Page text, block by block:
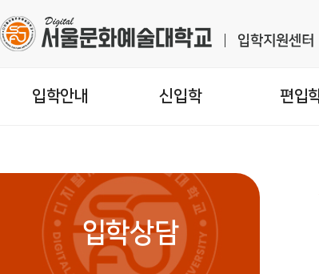
입학안내 신입학 편입
입학상담